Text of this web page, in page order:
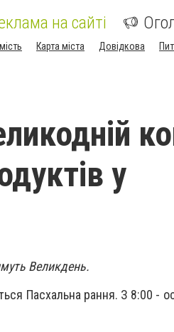
на сайті
Карта міста Довідкова
у
Великдень.
Пасхальна рання. З 8:00 -